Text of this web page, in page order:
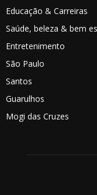
Educação & Carreiras
Saúde, beleza & bem
Entretenimento
São Paulo
Santos
Guarulhos
Mogi das Cruzes